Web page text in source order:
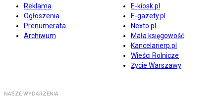
Reklama
Ogłoszenia
Prenumerata
Archiwum
E-kiosk.pl
E-gazety.pl
Nexto.pl
Mała księgowość
Kancelarierp.pl
Wieści Rolnicze
Życie Warszawy
NASZE WYDARZENIA